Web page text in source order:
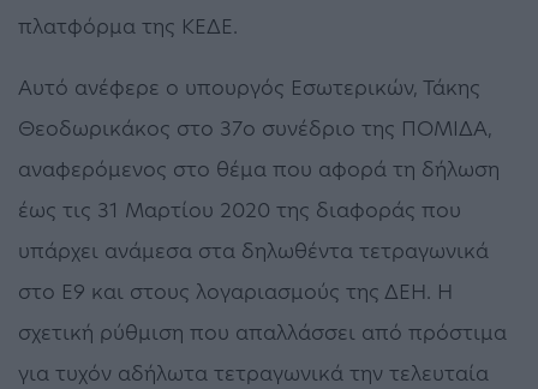
πλατφόρμα της ΚΕΔΕ.
Αυτό ανέφερε ο υπουργός Εσωτερικών, Τάκης
Θεοδωρικάκος στο 37ο συνέδριο της ΠΟΜΙΔΑ,
αναφερόμενος στο θέμα που αφορά τη δήλωση
έως τις 31 Μαρτίου 2020 της διαφοράς που
υπάρχει ανάμεσα στα δηλωθέντα τετραγωνικά
στο Ε9 και στους λογαριασμούς της ΔΕΗ. Η
σχετική ρύθμιση που απαλλάσσει από πρόστιμα
για τυχόν αδήλωτα τετραγωνικά την τελευταία